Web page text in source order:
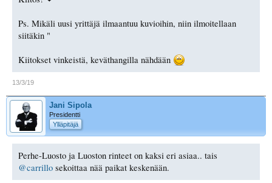
Ps. Mikäli uusi yrittäjä ilmaantuu kuvioihin, niin ilmoitellaan
siitäkin "
Kiitokset vinkeistä, keväthangilla nähdään
13/3/19
Jani Sipola
Presidentti
Ylläpitäjä
Perhe-Luosto ja Luoston rinteet on kaksi eri asiaa.. tais
@carrillo sekoittaa nää paikat keskenään.